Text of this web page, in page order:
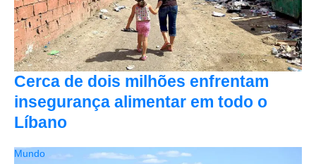
Cerca de dois milhões enfrentam
insegurança alimentar em todo o
Líbano
Mundo